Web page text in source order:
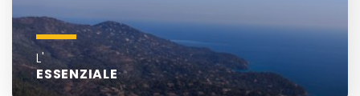
L'
ESSENZIALE